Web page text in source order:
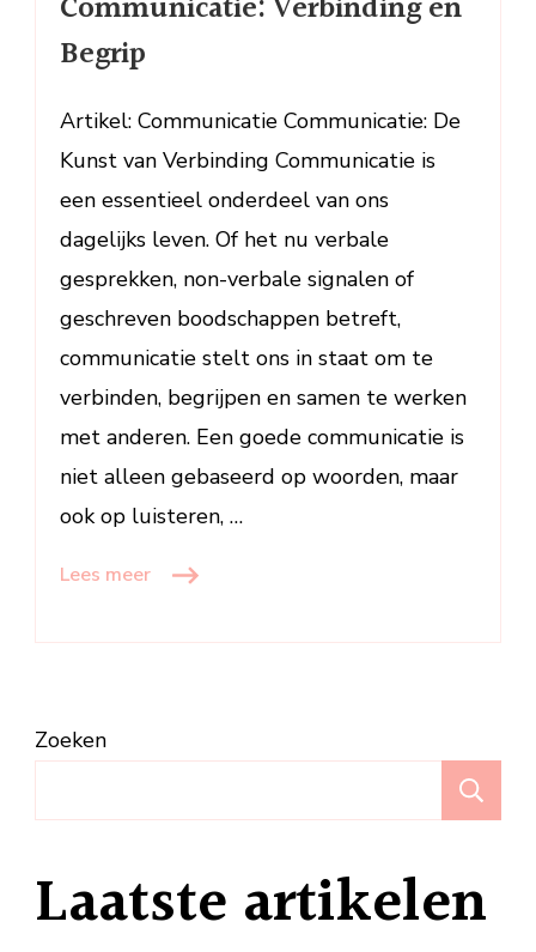
Begrip
Begrip
Artikel: Communicatie Communicatie: De
Kunst van Verbinding Communicatie is
een essentieel onderdeel van ons
dagelijks leven. Of het nu verbale
gesprekken, non-verbale signalen of
geschreven boodschappen betreft,
communicatie stelt ons in staat om te
verbinden, begrijpen en samen te werken
met anderen. Een goede communicatie is
niet alleen gebaseerd op woorden, maar
ook op luisteren, …
Lees meer
Zoeken
Laatste artikelen